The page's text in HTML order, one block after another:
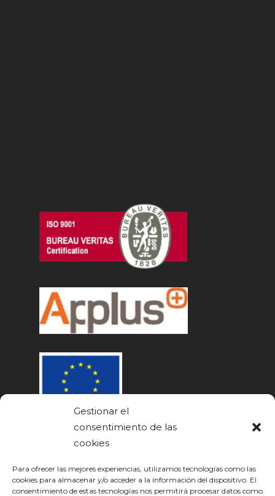
Gestionar el
consentimiento de las
cookies
Para ofrecer las mejores experiencias, utilizamos tecnologías como las
cookies para almacenar y/o acceder a la información del dispositivo. El
consentimiento de estas tecnologías nos permitirá procesar datos como